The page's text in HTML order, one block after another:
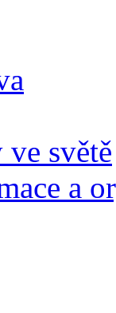
ve světě
a